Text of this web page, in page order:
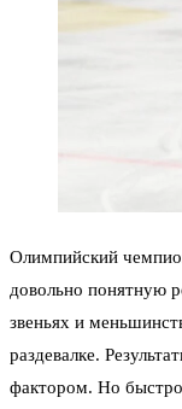
Олимпийский
довольно понятную
звеньях и
раздевалке.
фактором. Но быстро